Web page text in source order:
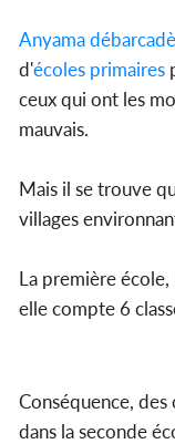
Anyama
d'écoles primaires
ceux qui ont les
mauvais.
Mais il se trouve
villages
La première
elle compte 6
Conséquence, des
dans la seconde